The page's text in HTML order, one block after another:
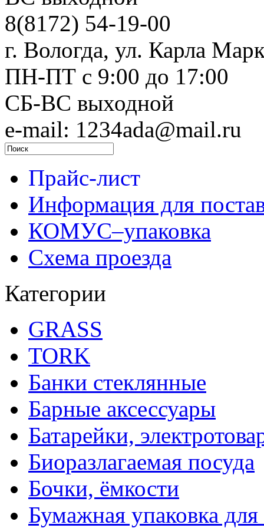
8(8172) 54-19-00
г. Вологда, ул. Карла
ПН-ПТ c 9:00 до 17:00
СБ-ВС выходной
e-mail: 1234ada@mail.ru
Прайс-лист
Информация для
КОМУС–упаковка
Схема проезда
Категории
GRASS
TORK
Банки стеклянные
Барные аксессуары
Батарейки,
Биоразлагаемая посуда
Бочки, ёмкости
Бумажная упаковка